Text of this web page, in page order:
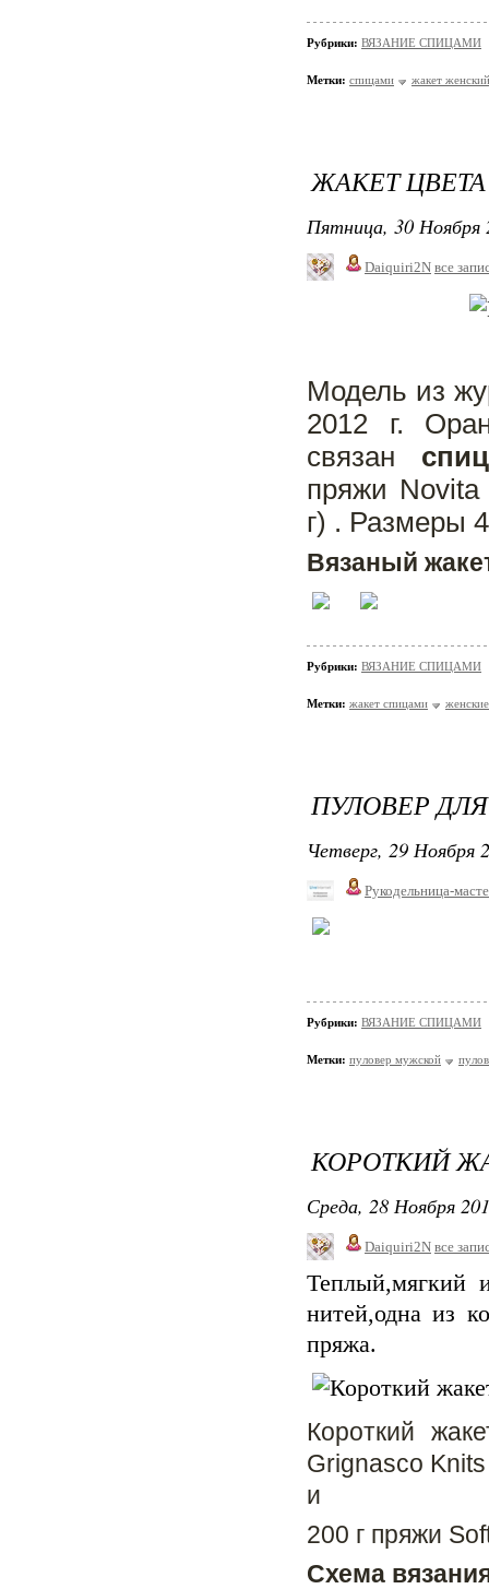
Рубрики: ВЯЗАНИЕ СПИЦАМИ
Метки: спицами жакет женский
ЖАКЕТ
Пятница, 30 Ноября
Daiquiri2N все
Модель из
2012 г.
связан
пряжи
г) . Размеры
Вязаный
Рубрики: ВЯЗАНИЕ СПИЦАМИ
Метки: жакет спицами
ПУЛОВЕР
Четверг, 29 Ноября
Рукодельница-
Рубрики: ВЯЗАНИЕ СПИЦАМИ
Метки: пуловер мужской
КОРОТКИЙ
Среда, 28 Ноября
Daiquiri2N все
Теплый,мягкий
нитей,одна из
пряжа.
Короткий
Grignasco
и
200 г пряжи
Схема